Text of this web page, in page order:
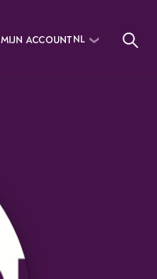
MIJN ACCOUNTNL